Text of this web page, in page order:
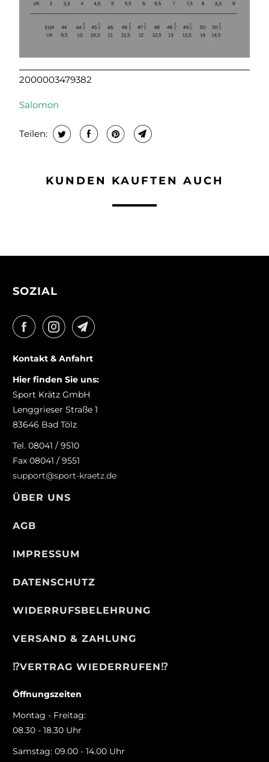
2000003479382
Salomon
Teilen:
KUNDEN KAUFTEN AUCH
SOZIAL
Kontakt & Anfahrt
Hier finden Sie uns:
Sport Krätz GmbH
Lenggrieser Straße 1
83646 Bad Tölz
Tel. 08041 / 9510
Fax 08041 / 9551
support@sport-kraetz.de
ÜBER UNS
AGB
IMPRESSUM
DATENSCHUTZ
WIDERRUFSBELEHRUNG
VERSAND & ZAHLUNG
⁉️VERTRAG WIEDERRUFEN⁉️
Öffnungszeiten
Montag - Freitag:
08.30 - 18.30 Uhr
Samstag: 09.00 - 14.00 Uhr